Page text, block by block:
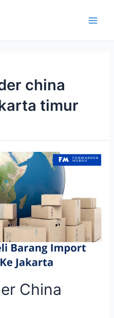
china
timur
China